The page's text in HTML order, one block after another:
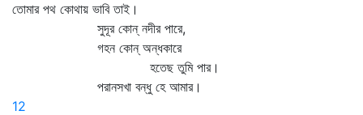
তোমার পথ কোথায় ভাবি তাই।
সুদূর কোন্‌ নদীর পারে,
গহন কোন্‌ অন্ধকারে
হতেছ তুমি পার।
পরানসখা বন্ধু হে আমার।
12